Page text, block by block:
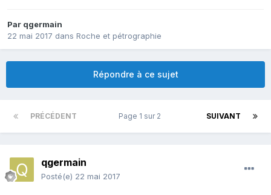
Par qgermain
22 mai 2017 dans Roche et pétrographie
Répondre à ce sujet
PRÉCÉDENT SUIVANT
Page 1 sur 2
qgermain
Posté(e) 22 mai 2017